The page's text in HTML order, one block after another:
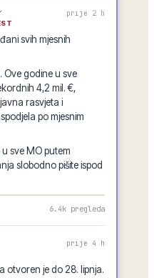
prije 2 h
svih mjesnih
Ove godine u sve
4,2 mil. €,
rasvjeta i
po mjesnim
sve MO putem
slobodno pišite ispod
6.4k pregleda
prije 4 h
otvoren je do 28. lipnja.